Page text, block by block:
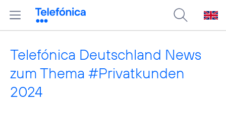
Telefónica Deutschland News
zum Thema #Privatkunden
2024